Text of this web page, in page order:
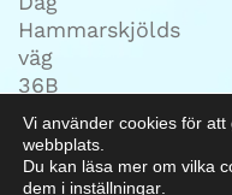
Hammarskjölds
väg
36B
751
83
Uppsala
Vi använder cookies för
webbplats.
Du kan läsa mer om vilka
dem i inställningar